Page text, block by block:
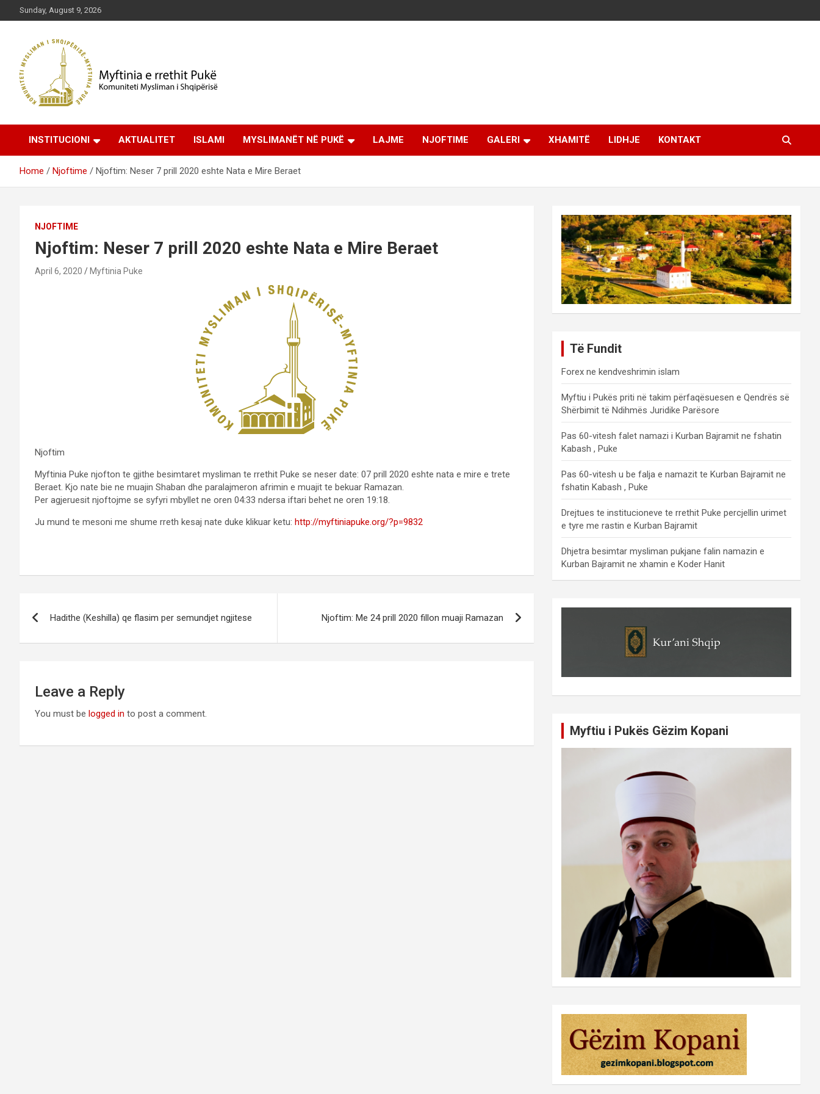
to
Sunday, August 9, 2026
Myftinia Pukë | Faqja
Zyrtare
INSTITUCIONI AKTUALITET ISLAMI MYSLIMANËT NË PUKË LAJME NJOFTIME GALERI XHAMITË LIDHJE KONTAKT
Home Njoftime Njoftim: Neser 7 prill 2020 eshte Nata e Mire Beraet
NJOFTIME
Njoftim: Neser 7 prill 2020 eshte Nata e Mire Beraet
April 6, 2020 Myftinia Puke
Njoftim
Myftinia Puke njofton te gjithe besimtaret mysliman te rrethit Puke se neser date: 07 prill 2020 eshte nata e mire e trete
Beraet. Kjo nate bie ne muajin Shaban dhe paralajmeron afrimin e muajit te bekuar Ramazan.
Per agjeruesit njoftojme se syfyri mbyllet ne oren 04:33 ndersa iftari behet ne oren 19:18.
Ju mund te mesoni me shume rreth kesaj nate duke klikuar ketu: http://myftiniapuke.org/?p=9832
navigation
Hadithe (Keshilla) qe flasim per semundjet ngjitese Njoftim: Me 24 prill 2020 fillon muaji Ramazan
Leave a Reply
You must be logged in to post a comment.
Të Fundit
Forex ne kendveshrimin islam
Myftiu i Pukës priti në takim përfaqësuesen e Qendrës së
Shërbimit të Ndihmës Juridike Parësore
Pas 60-vitesh falet namazi i Kurban Bajramit ne fshatin
Kabash , Puke
Pas 60-vitesh u be falja e namazit te Kurban Bajramit ne
fshatin Kabash , Puke
Drejtues te institucioneve te rrethit Puke percjellin urimet
e tyre me rastin e Kurban Bajramit
Dhjetra besimtar mysliman pukjane falin namazin e
Kurban Bajramit ne xhamin e Koder Hanit
Myftiu i Pukës Gëzim Kopani